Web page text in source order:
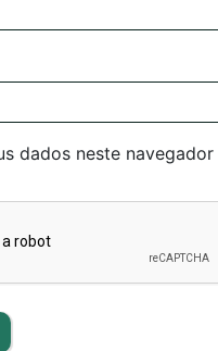
dados neste